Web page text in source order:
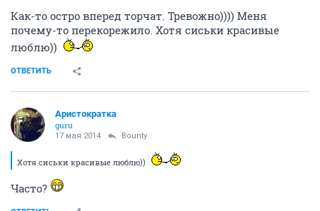
Как-то остро вперед торчат. Тревожно)))) Меня
почему-то перекорежило. Хотя сиськи красивые
люблю))
ОТВЕТИТЬ
Аристократка
guru
17 мая 2014 Bounty
Хотя сиськи красивые люблю))
Часто?